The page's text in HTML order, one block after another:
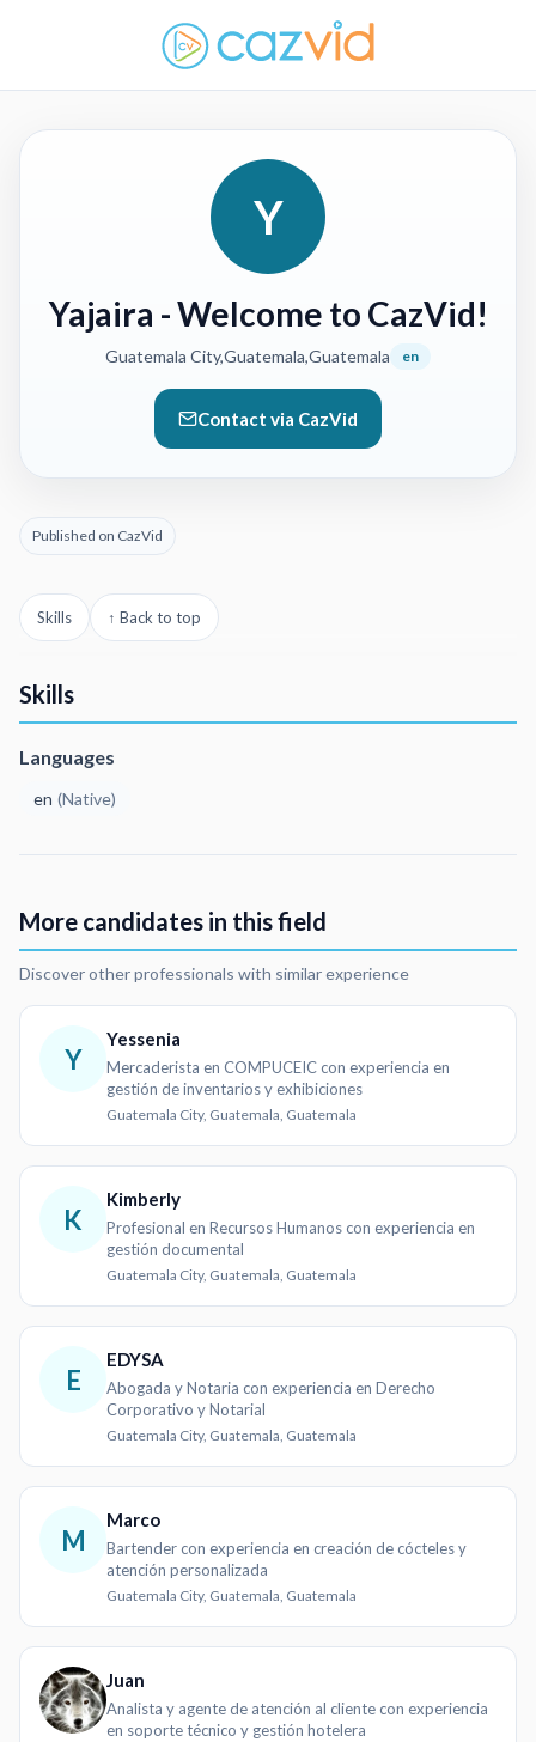
Y
Yajaira - Welcome to CazVid!
Guatemala City,Guatemala,Guatemala en
Contact via CazVid
Published on CazVid
Skills ↑ Back to top
Skills
Languages
en (Native)
More candidates in this field
Discover other professionals with similar experience
Y
Yessenia
Mercaderista en COMPUCEIC con experiencia en
gestión de inventarios y exhibiciones
Guatemala City, Guatemala, Guatemala
K
Kimberly
Profesional en Recursos Humanos con experiencia en
gestión documental
Guatemala City, Guatemala, Guatemala
E
EDYSA
Abogada y Notaria con experiencia en Derecho
Corporativo y Notarial
Guatemala City, Guatemala, Guatemala
M
Marco
Bartender con experiencia en creación de cócteles y
atención personalizada
Guatemala City, Guatemala, Guatemala
Juan
Analista y agente de atención al cliente con experiencia
en soporte técnico y gestión hotelera